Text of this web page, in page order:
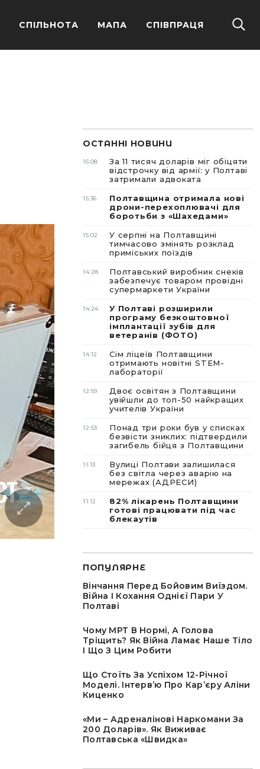
СПІЛЬНОТА МАПА СПІВПРАЦЯ
ОСТАННІ НОВИНИ
16:08
За 11 тисяч доларів міг обіцяти
відстрочку від армії: у Полтаві
затримали адвоката
15:36
Полтавщина отримала нові
дрони-перехоплювачі для
боротьби з «Шахедами»
15:02
У серпні на Полтавщині
тимчасово змінять розклад
приміських поїздів
14:28
Полтавський виробник снеків
забезпечує товаром провідні
супермаркети України
14:24
У Полтаві розширили
програму безкоштовної
імплантації зубів для
ветеранів (ФОТО)
14:12
Сім ліцеїв Полтавщини
отримають новітні STEM-
лабораторії
12:59
Двоє освітян з Полтавщини
увійшли до топ-50 найкращих
учителів України
12:53
Понад три роки був у списках
безвісти зниклих: підтвердили
загибель бійця з Полтавщини
11:13
Вулиці Полтави залишилася
без світла через аварію на
мережах (АДРЕСИ)
11:12
82% лікарень Полтавщини
готові працювати під час
блекаутів
ПОПУЛЯРНЕ
Вінчання Перед Бойовим Виїздом.
Війна І Кохання Однієї Пари У
Полтаві
Чому МРТ В Нормі, А Голова
Тріщить? Як Війна Ламає Наше Тіло
І Що З Цим Робити
Що Стоїть За Успіхом 12-Річної
Моделі. Інтервʼю Про Карʼєру Аліни
Киценко
«Ми – Адреналінові Наркомани За
200 Доларів». Як Виживає
Полтавська «швидка»